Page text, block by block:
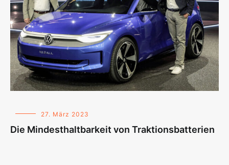
27. März 2023
Die Mindesthaltbarkeit von Traktionsbatterien